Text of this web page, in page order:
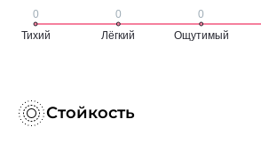
Стойкость